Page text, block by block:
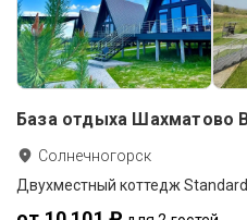
База отдыха Шахматово
Солнечногорск
Двухместный коттедж